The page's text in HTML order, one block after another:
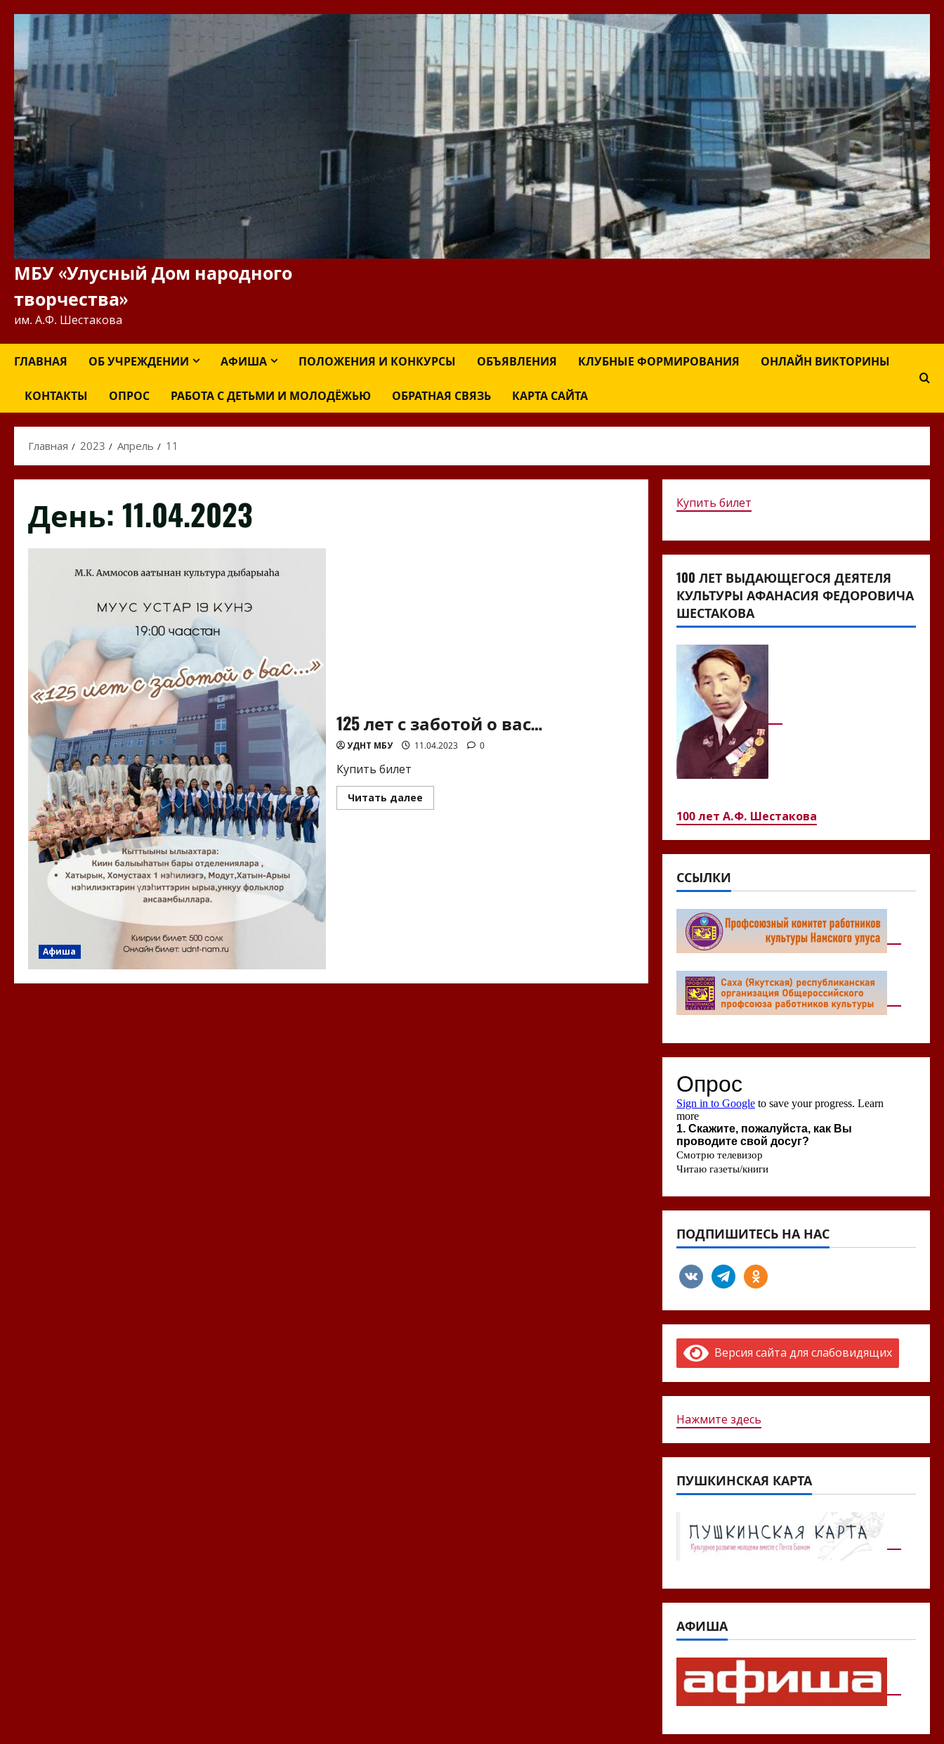
содержимому
МБУ «Улусный Дом народного
творчества»
им. А.Ф. Шестакова
ГЛАВНАЯ ОБ УЧРЕЖДЕНИИ АФИША ПОЛОЖЕНИЯ И КОНКУРСЫ ОБЪЯВЛЕНИЯ КЛУБНЫЕ ФОРМИРОВАНИЯ ОНЛАЙН ВИКТОРИНЫ
КОНТАКТЫ ОПРОС РАБОТА С ДЕТЬМИ И МОЛОДЁЖЬЮ ОБРАТНАЯ СВЯЗЬ КАРТА САЙТА
Главная 2023 Апрель 11
День: 11.04.2023
Афиша
125 лет с заботой о вас…
УДНТ МБУ 11.04.2023 0
Купить билет
Читать далееПрочитать
больше
Купить билет
100 ЛЕТ ВЫДАЮЩЕГОСЯ ДЕЯТЕЛЯ
КУЛЬТУРЫ АФАНАСИЯ ФЕДОРОВИЧА
ШЕСТАКОВА
100 лет А.Ф. Шестакова
ССЫЛКИ
ПОДПИШИТЕСЬ НА НАС
vkontaktetelegramodnoklassniki
Версия сайта для слабовидящих
Нажмите здесь
ПУШКИНСКАЯ КАРТА
АФИША